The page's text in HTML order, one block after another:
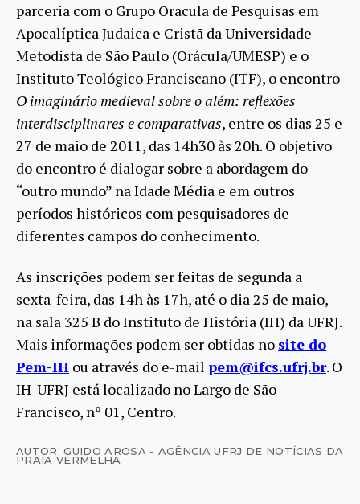
parceria com o Grupo Oracula de Pesquisas em
Apocalíptica Judaica e Cristã da Universidade
Metodista de São Paulo (Orácula/UMESP) e o
Instituto Teológico Franciscano (ITF), o encontro
O imaginário medieval sobre o além: reflexões
interdisciplinares e comparativas, entre os dias 25 e
27 de maio de 2011, das 14h30 às 20h. O objetivo
do encontro é dialogar sobre a abordagem do
“outro mundo” na Idade Média e em outros
períodos históricos com pesquisadores de
diferentes campos do conhecimento.
As inscrições podem ser feitas de segunda a
sexta-feira, das 14h às 17h, até o dia 25 de maio,
na sala 325 B do Instituto de História (IH) da UFRJ.
Mais informações podem ser obtidas no site do
Pem-IH ou através do e-mail pem@ifcs.ufrj.br. O
IH-UFRJ está localizado no Largo de São
Francisco, nº 01, Centro.
AUTOR: GUIDO AROSA - AGÊNCIA UFRJ DE NOTÍCIAS DA
PRAIA VERMELHA